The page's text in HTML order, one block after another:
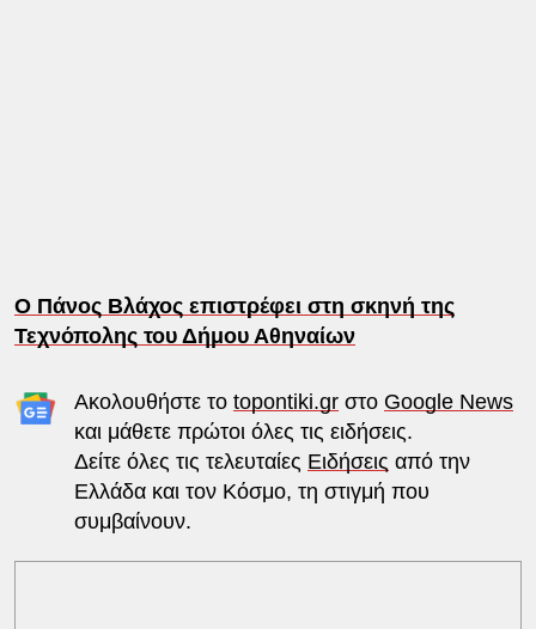
Ο Πάνος Βλάχος επιστρέφει στη σκηνή της
Τεχνόπολης του Δήμου Αθηναίων
Ακολουθήστε το topontiki.grστο Google News
και μάθετε πρώτοι όλες τις ειδήσεις.
Δείτε όλες τις τελευταίες Ειδήσεις από την
Ελλάδα και τον Κόσμο, τη στιγμή που
συμβαίνουν.